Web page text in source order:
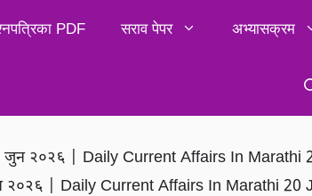
PDF सराव पेपर अभ्यासक्रम
जुन २०२६ | Daily Current Affairs In Marathi
२०२६ | Daily Current Affairs In Marathi 20